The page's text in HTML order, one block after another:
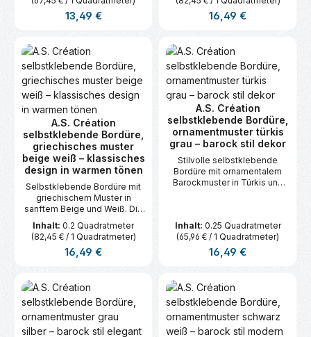
0,04 m.
Regulärer Preis:
13,49 €
Raumgestaltung. Maße: 5 m x
0,04 m.
Regulärer Preis:
16,49 €
A.S. Création
selbstklebende Bordüre,
griechisches muster
beige weiß – klassisches
design in warmen tönen
Selbstklebende Bordüre mit
griechischem Muster in
sanftem Beige und Weiß. Die
stilvolle Wandgestaltung.
Maße: 5 m x 0,04 m.
Inhalt: 0.2 Quadratmeter
(82,45 € / 1 Quadratmeter)
Regulärer Preis:
16,49 €
A.S. Création
selbstklebende Bordüre,
ornamentmuster türkis
grau – barock stil dekor
Stilvolle selbstklebende
Bordüre mit ornamentalem
Barockmuster in Türkis und
Inhalt: 0.25 Quadratmeter
(65,96 € / 1 Quadratmeter)
Regulärer Preis:
16,49 €